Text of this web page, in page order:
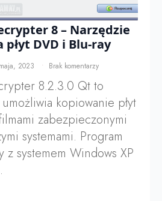
8 – Narzędzie
DVD i Blu-ray
2023 Brak komentarzy
8.2.3.0 Qt to
kopiowanie płyt
zabezpieczonymi
systemami. Program
z systemem Windows XP